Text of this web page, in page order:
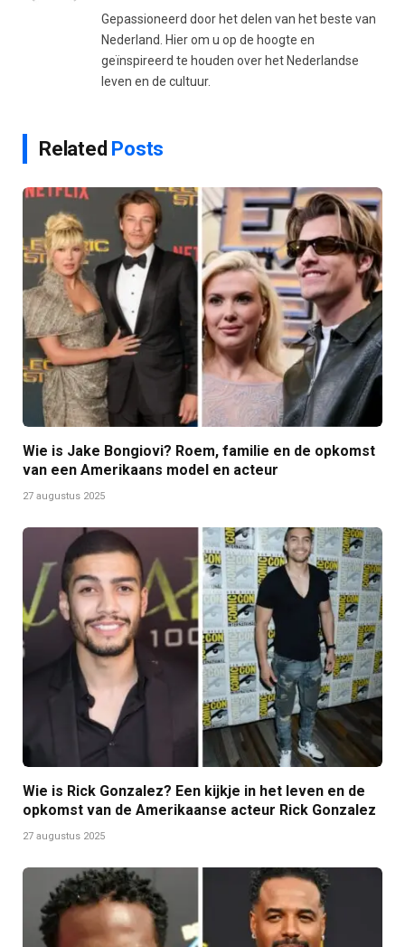
Gepassioneerd door het delen van het beste van
Nederland. Hier om u op de hoogte en
geïnspireerd te houden over het Nederlandse
leven en de cultuur.
Related Posts
Wie is Jake Bongiovi? Roem, familie en de opkomst
van een Amerikaans model en acteur
27 augustus 2025
Wie is Rick Gonzalez? Een kijkje in het leven en de
opkomst van de Amerikaanse acteur Rick Gonzalez
27 augustus 2025